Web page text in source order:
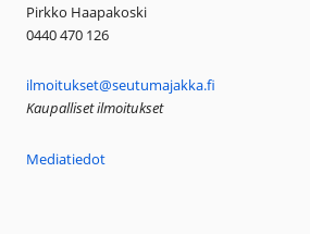
Pirkko Haapakoski
0440 470 126
ilmoitukset@seutumajakka.fi
Kaupalliset ilmoitukset
Mediatiedot